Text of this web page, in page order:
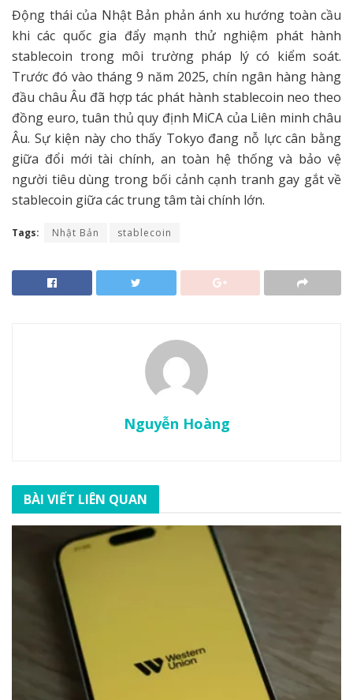
Động thái của Nhật Bản phản ánh xu hướng toàn cầu
khi các quốc gia đẩy mạnh thử nghiệm phát hành
stablecoin trong môi trường pháp lý có kiểm soát.
Trước đó vào tháng 9 năm 2025, chín ngân hàng hàng
đầu châu Âu đã hợp tác phát hành stablecoin neo theo
đồng euro, tuân thủ quy định MiCA của Liên minh châu
Âu. Sự kiện này cho thấy Tokyo đang nỗ lực cân bằng
giữa đổi mới tài chính, an toàn hệ thống và bảo vệ
người tiêu dùng trong bối cảnh cạnh tranh gay gắt về
stablecoin giữa các trung tâm tài chính lớn.
Tags: Nhật Bản stablecoin
Nguyễn Hoàng
BÀI VIẾT LIÊN QUAN